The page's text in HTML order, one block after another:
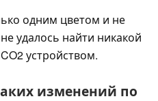
одним цветом и не
удалось найти никакой
устройством.
изменений по